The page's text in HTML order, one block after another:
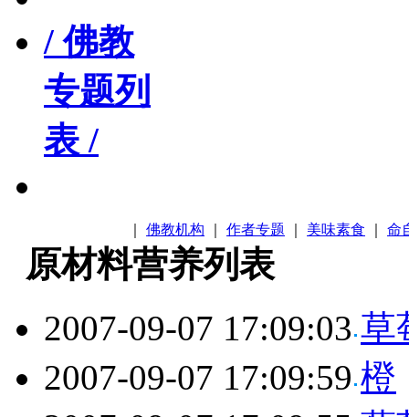
/ 佛教
专题列
表 /
佛教机构 作者专题 美味素食 命
原材料营养列表
2007-09-07 17:09:03 草
2007-09-07 17:09:59 橙